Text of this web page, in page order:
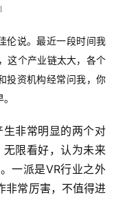
伦说。最近一段时间我
这个产业链太大，各个
投资机构经常问我，你
非常明显的两个对
限看好，认为未来
一派是VR行业之外
非常厉害，不值得进